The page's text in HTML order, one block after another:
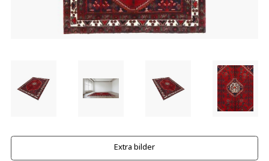
Extra bilder